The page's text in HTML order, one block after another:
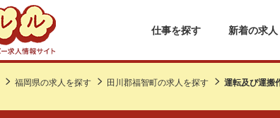
仕事を探す 新着の求人
福岡県の求人を探す 田川郡福智町の求人を探す 運転及び運搬